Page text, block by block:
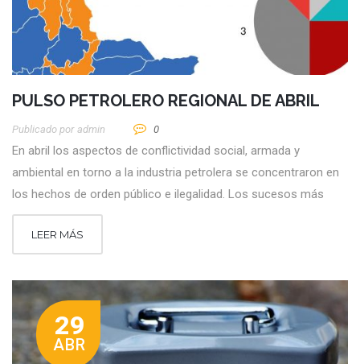
PULSO PETROLERO REGIONAL DE ABRIL
Publicado por Admin 0
En abril los aspectos de conflictividad social, armada y
ambiental en torno a la industria petrolera se concentraron en
los hechos de orden público e ilegalidad. Los sucesos más
LEER MÁS
29
ABR